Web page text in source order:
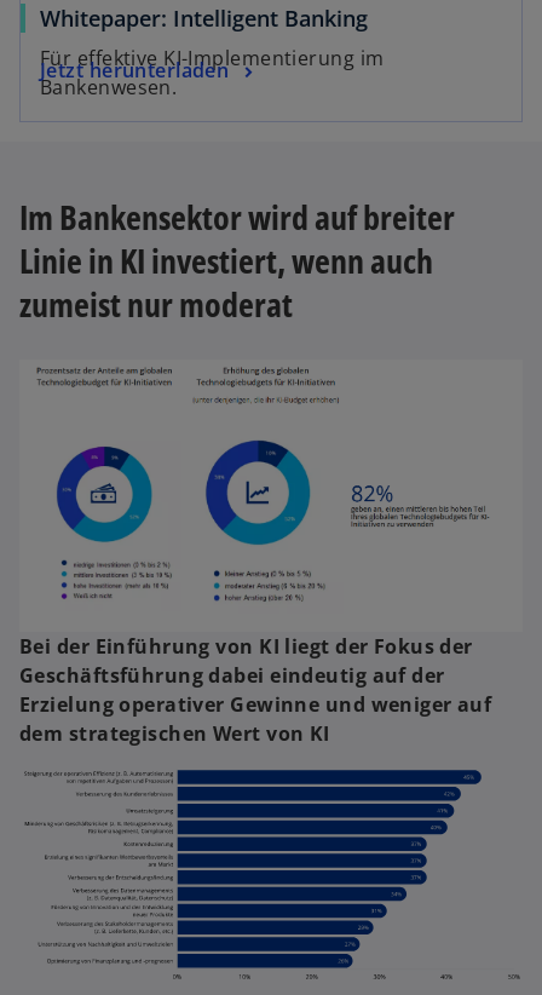
Whitepaper: Intelligent Bankingo
e
a
n
e
Für effektive KI-Implementierung im
Bankenwesen.
Jetzt herunterladen
o
p
e
i
n
a
n
t
Im Bankensektor wird auf breiter
Linie in KI investiert, wenn auch
zumeist nur moderat
Bei der Einführung von KI liegt der Fokus der
Geschäftsführung dabei eindeutig auf der
Erzielung operativer Gewinne und weniger auf
dem strategischen Wert von KI